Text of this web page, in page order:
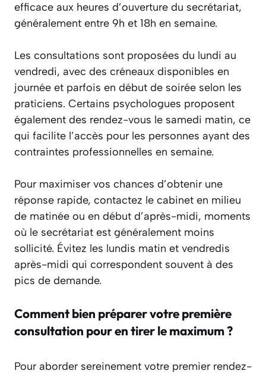
efficace aux heures d’ouverture du secrétariat,
généralement entre 9h et 18h en semaine.
Les consultations sont proposées du lundi au
vendredi, avec des créneaux disponibles en
journée et parfois en début de soirée selon les
praticiens. Certains psychologues proposent
également des rendez-vous le samedi matin, ce
qui facilite l’accès pour les personnes ayant des
contraintes professionnelles en semaine.
Pour maximiser vos chances d’obtenir une
réponse rapide, contactez le cabinet en milieu
de matinée ou en début d’après-midi, moments
où le secrétariat est généralement moins
sollicité. Évitez les lundis matin et vendredis
après-midi qui correspondent souvent à des
pics de demande.
Comment bien préparer votre première
consultation pour en tirer le maximum ?
Pour aborder sereinement votre premier rendez-